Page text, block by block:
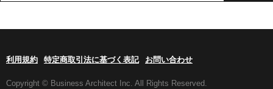
利用規約 特定商取引法に基づく表記 お問い合わせ
Copyright © Business Architect Inc. All Rights Reserved.